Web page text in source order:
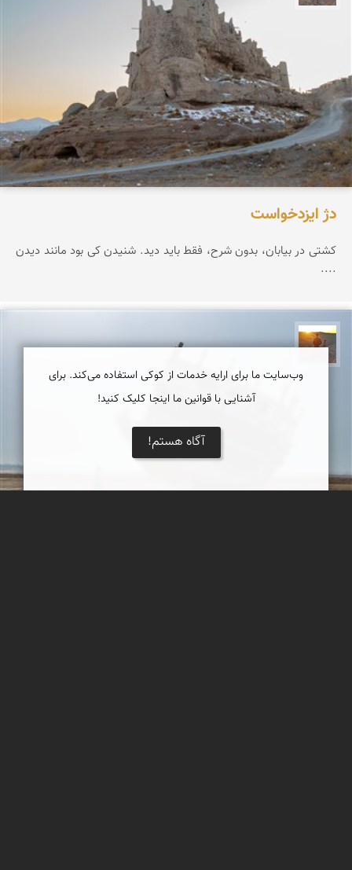
دژ ایزدخواست
کشتی در بیابان، بدون شرح، فقط باید دید. شنیدن کی بود مانند دیدن
....
مهدی مخلصیان
وب‌سایت ما برای ارایه خدمات از کوکی استفاده می‌کند. برای
آشنایی با قوانین ما اینجا کلیک کنید!
آگاه هستم!